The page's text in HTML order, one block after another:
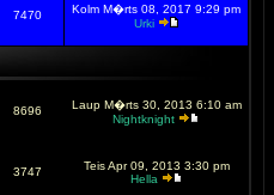
7470
Kolm M�rts 08, 2017 9:29 pm
Urki
8696
Laup M�rts 30, 2013 6:10 am
Nightknight
3747
Teis Apr 09, 2013 3:30 pm
Hella